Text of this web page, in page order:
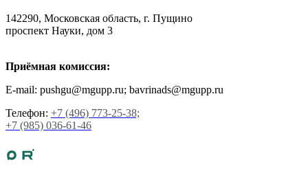
142290, Московская область, г. Пущино
проспект Науки, дом 3
Приёмная комиссия:
E-mail: pushgu@mgupp.ru; bavrinads@mgupp.ru
Телефон: +7 (496) 773-25-38;
+7 (985) 036-61-46